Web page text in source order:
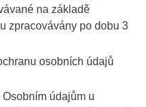
na základě
zpracovávány po dobu 3
osobních údajů
údajům u